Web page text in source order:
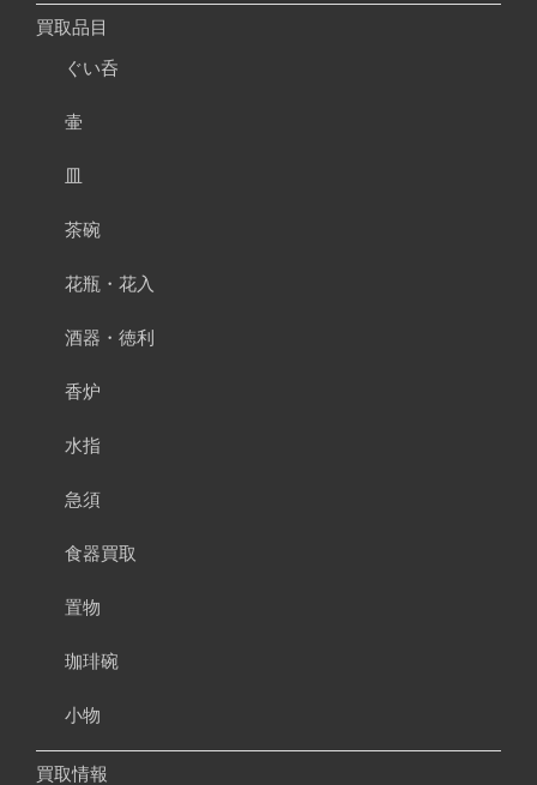
買取品目
ぐい呑
壷
皿
茶碗
花瓶・花入
酒器・徳利
香炉
水指
急須
食器買取
置物
珈琲碗
小物
買取情報